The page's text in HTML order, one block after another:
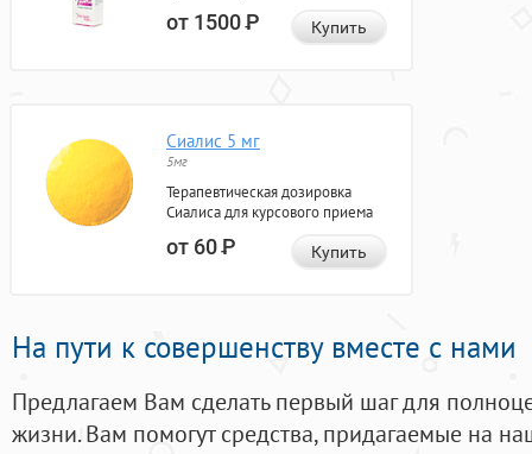
от 1500Р Купить
Сиалис 5 мг
5мг
Терапевтическая дозировка
Сиалиса для курсового приема
от 60Р Купить
На пути к совершенству вместе с нами
Предлагаем Вам сделать первый шаг для
жизни. Вам помогут средства, придагаемые на